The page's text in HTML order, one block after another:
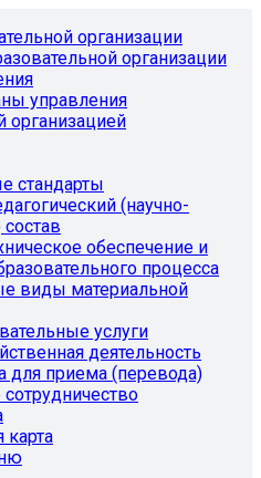
организации
организации
управления
организацией
стандарты
(научно-
обеспечение и
процесса
виды материальной
услуги
деятельность
для приема (перевода)
карта